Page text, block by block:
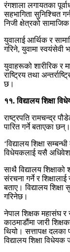
रंगशाला लगायतका
सहभागिता सुनिश्चित
निजी क्षेत्रको
युवालाई आर्थिक र
गरिने, युवामा स्वयंसेवी
युवाहरूको शारीरिक र
राष्ट्रिय तथा
छ।
११. विद्यालय शिक्षा
राष्ट्रपति रामचन्द्र
पारित गर्ने बताएका छन्।
‘विद्यालय शिक्षा
विधेयकलाई यसै
साथै विद्यालय
संरचना गर्ने र
बताए। विद्यालय
गरिनेछ।
नेपाल शिक्षक महासंघ
काठमाडौंमा जारी
थियो। सत्तापक्ष
विद्यालय शिक्षा विधेयक